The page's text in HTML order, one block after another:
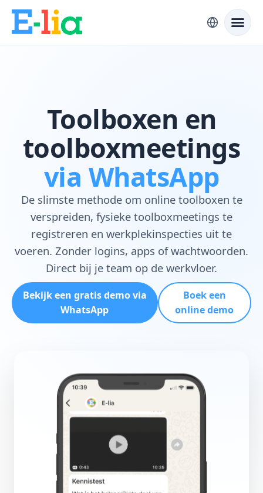
Toolboxen en
toolboxmeetings
via WhatsApp
De slimste methode om online toolboxen te
verspreiden, fysieke toolboxmeetings te
registreren en werkplekinspecties uit te
voeren. Zonder logins, apps of wachtwoorden.
Direct bij je team op de werkvloer.
Bekijk een gratis demo via
WhatsApp
Boek een
online demo